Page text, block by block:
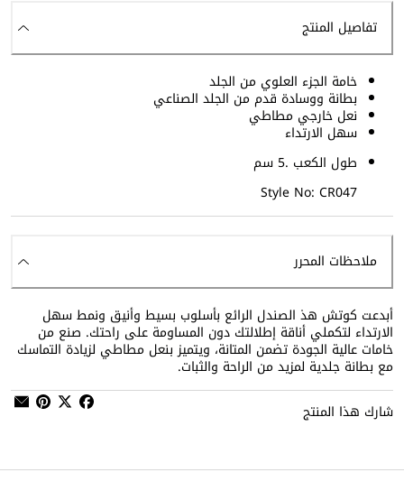
تفاصيل المنتج
خامة الجزء العلوي من الجلد
بطانة ووسادة قدم من الجلد الصناعي
نعل خارجي مطاطي
سهل الارتداء
طول الكعب .5 سم
Style No: CR047
ملاحظات المحرر
أبدعت كوتش هذ الصندل الرائع بأسلوب بسيط وأنيق ونمط سهل
الارتداء لتكملي أناقة إطلالتك دون المساومة على راحتك. صنع من
خامات عالية الجودة تضمن المتانة، ويتميز بنعل مطاطي لزيادة التماسك
مع بطانة جلدية لمزيد من الراحة والثبات.
شارك هذا المنتج